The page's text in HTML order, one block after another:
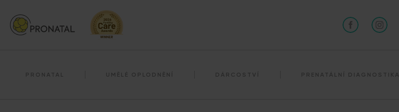
PRONATAL UMĚLÉ OPLODNĚNÍ DÁRCOSTVÍ PRENATÁLNÍ DIAGNOSTIKA